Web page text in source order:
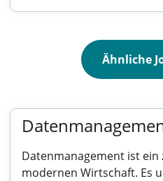
Ähnliche
Datenmanagement ist
modernen Wirtschaft. Es